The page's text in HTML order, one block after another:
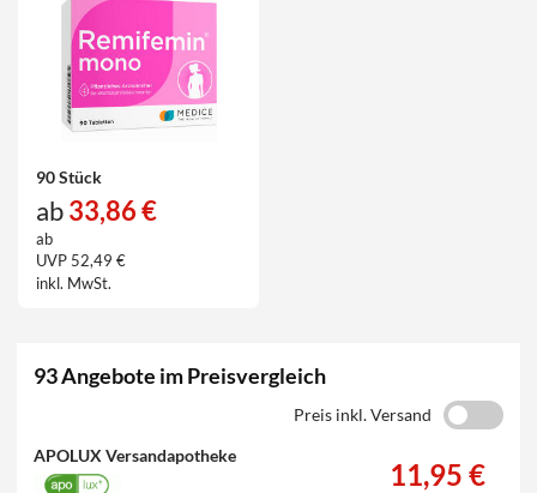
90 Stück
ab33,86 €
ab
UVP 52,49 €
inkl. MwSt.
93 Angebote im Preisvergleich
Preis inkl. Versand
APOLUX Versandapotheke
11,95 €